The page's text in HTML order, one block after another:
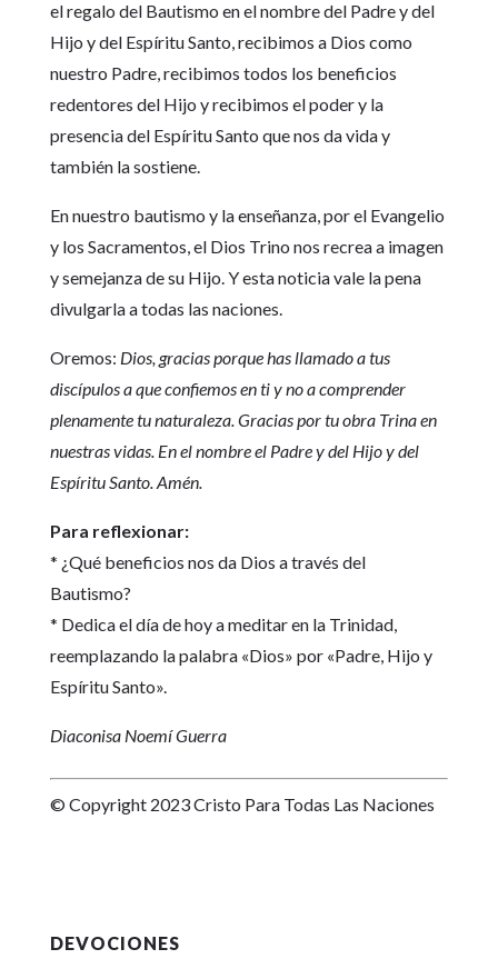
el regalo del Bautismo en el nombre del Padre y del
Hijo y del Espíritu Santo, recibimos a Dios como
nuestro Padre, recibimos todos los beneficios
redentores del Hijo y recibimos el poder y la
presencia del Espíritu Santo que nos da vida y
también la sostiene.
En nuestro bautismo y la enseñanza, por el Evangelio
y los Sacramentos, el Dios Trino nos recrea a imagen
y semejanza de su Hijo. Y esta noticia vale la pena
divulgarla a todas las naciones.
Oremos: Dios, gracias porque has llamado a tus
discípulos a que confiemos en ti y no a comprender
plenamente tu naturaleza. Gracias por tu obra Trina en
nuestras vidas. En el nombre el Padre y del Hijo y del
Espíritu Santo. Amén.
Para reflexionar:
* ¿Qué beneficios nos da Dios a través del
Bautismo?
* Dedica el día de hoy a meditar en la Trinidad,
reemplazando la palabra «Dios» por «Padre, Hijo y
Espíritu Santo».
Diaconisa Noemí Guerra
© Copyright 2023 Cristo Para Todas Las Naciones
DEVOCIONES